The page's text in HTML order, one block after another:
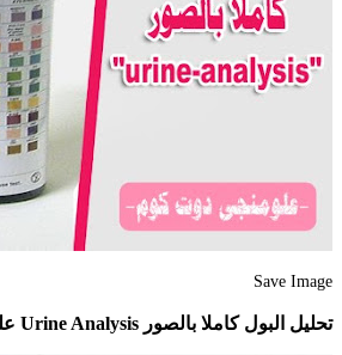
Save Image
تحليل البول كاملا بالصور Urine Analysis علومنجى دوت كوم